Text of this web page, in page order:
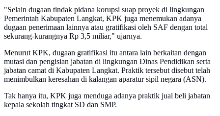
"Selain dugaan tindak pidana korupsi suap proyek di lingkungan
Pemerintah Kabupaten Langkat, KPK juga menemukan adanya
dugaan penerimaan lainnya atau gratifikasi oleh SAF dengan total
sekurang-kurangnya Rp 3,5 miliar," ujarnya.
Menurut KPK, dugaan gratifikasi itu antara lain berkaitan dengan
mutasi dan pengisian jabatan di lingkungan Dinas Pendidikan serta
jabatan camat di Kabupaten Langkat. Praktik tersebut disebut telah
menimbulkan keresahan di kalangan aparatur sipil negara (ASN).
Tak hanya itu, KPK juga menduga adanya praktik jual beli jabatan
kepala sekolah tingkat SD dan SMP.